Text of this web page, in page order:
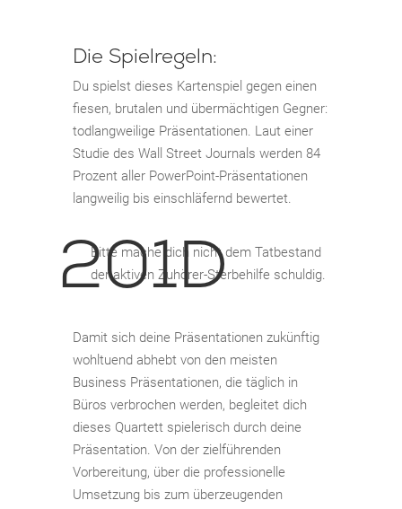
Die Spielregeln:
Du spielst dieses Kartenspiel gegen einen
fiesen, brutalen und übermächtigen Gegner:
todlangweilige Präsentationen. Laut einer
Studie des Wall Street Journals werden 84
Prozent aller PowerPoint-Präsentationen
langweilig bis einschläfernd bewertet.
Bitte mache dich nicht dem Tatbestand
der aktiven Zuhörer-Sterbehilfe schuldig.
Damit sich deine Präsentationen zukünftig
wohltuend abhebt von den meisten
Business Präsentationen, die täglich in
Büros verbrochen werden, begleitet dich
dieses Quartett spielerisch durch deine
Präsentation. Von der zielführenden
Vorbereitung, über die professionelle
Umsetzung bis zum überzeugenden